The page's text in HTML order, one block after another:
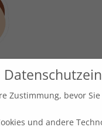
in Austria!
Zustimmung, bevor
und andere